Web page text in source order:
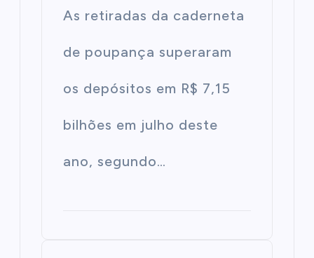
As retiradas da caderneta
de poupança superaram
os depósitos em R$ 7,15
bilhões em julho deste
ano, segundo…